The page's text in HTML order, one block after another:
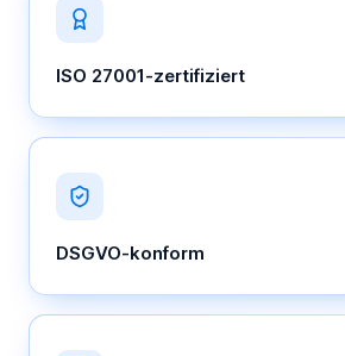
ISO 27001-zertifiziert
DSGVO-konform